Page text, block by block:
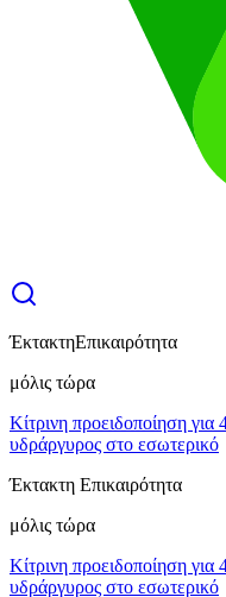
ΈκτακτηΕπικαιρότητα
μόλις τώρα
Κίτρινη προειδοποίηση
υδράργυρος στο εσωτερικό
Έκτακτη Επικαιρότητα
μόλις τώρα
Κίτρινη προειδοποίηση
υδράργυρος στο εσωτερικό